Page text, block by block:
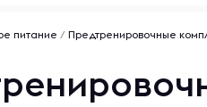
питание / Предтренировочные